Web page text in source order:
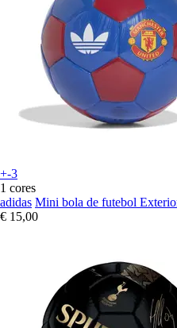
+-3
1 cores
adidas Mini bola de futebol
€ 15,00